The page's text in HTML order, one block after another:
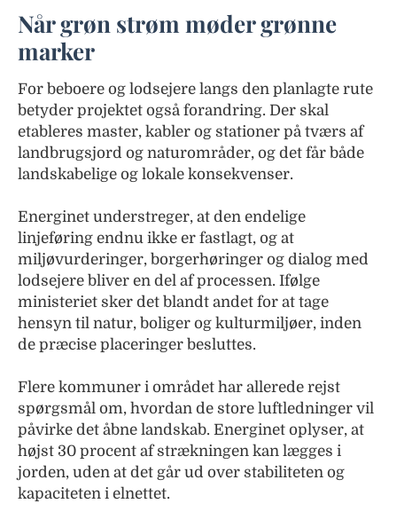
Når grøn strøm møder grønne
marker
For beboere og lodsejere langs den planlagte rute
betyder projektet også forandring. Der skal
etableres master, kabler og stationer på tværs af
landbrugsjord og naturområder, og det får både
landskabelige og lokale konsekvenser.
Energinet understreger, at den endelige
linjeføring endnu ikke er fastlagt, og at
miljøvurderinger, borgerhøringer og dialog med
lodsejere bliver en del af processen. Ifølge
ministeriet sker det blandt andet for at tage
hensyn til natur, boliger og kulturmiljøer, inden
de præcise placeringer besluttes.
Flere kommuner i området har allerede rejst
spørgsmål om, hvordan de store luftledninger vil
påvirke det åbne landskab. Energinet oplyser, at
højst 30 procent af strækningen kan lægges i
jorden, uden at det går ud over stabiliteten og
kapaciteten i elnettet.